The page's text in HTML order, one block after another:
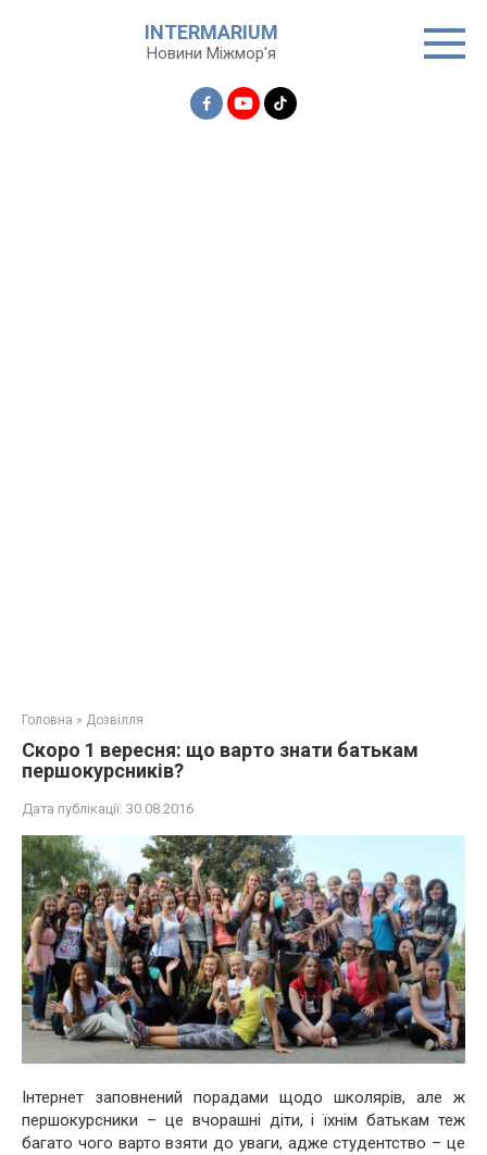
INTERMARIUM
Новини Міжмор'я
Головна » Дозвілля
Скоро 1 вересня: що варто знати батькам
першокурсників?
Дата публікації: 30.08.2016
Інтернет заповнений порадами щодо школярів, але ж
першокурсники – це вчорашні діти, і їхнім батькам теж
багато чого варто взяти до уваги, адже студентство – це